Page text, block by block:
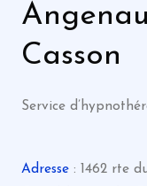
Casson
Service
Adresse: 1462 rte